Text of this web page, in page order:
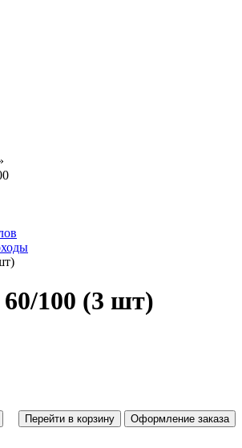
100 (3 шт)
Перейти в корзину Оформление заказа